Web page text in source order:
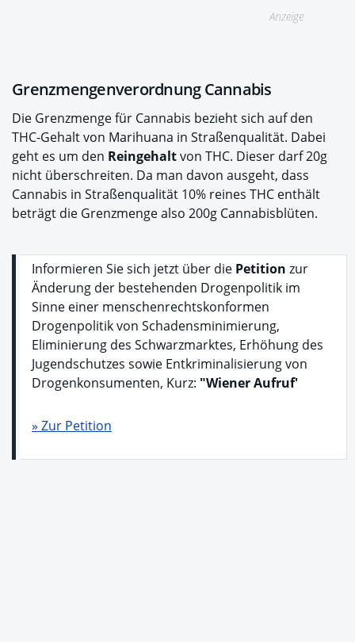
Anzeige
Grenzmengenverordnung Cannabis
Die Grenzmenge für Cannabis bezieht sich auf den
THC-Gehalt von Marihuana in Straßenqualität. Dabei
geht es um den Reingehaltvon THC. Dieser darf 20g
nicht überschreiten. Da man davon ausgeht, dass
Cannabis in Straßenqualität 10% reines THC enthält
beträgt die Grenzmenge also 200g Cannabisblüten.
Informieren Sie sich jetzt über die Petition zur
Änderung der bestehenden Drogenpolitik im
Sinne einer menschenrechtskonformen
Drogenpolitik von Schadensminimierung,
Eliminierung des Schwarzmarktes, Erhöhung des
Jugendschutzes sowie Entkriminalisierung von
Drogenkonsumenten, Kurz: "Wiener Aufruf'
» Zur Petition